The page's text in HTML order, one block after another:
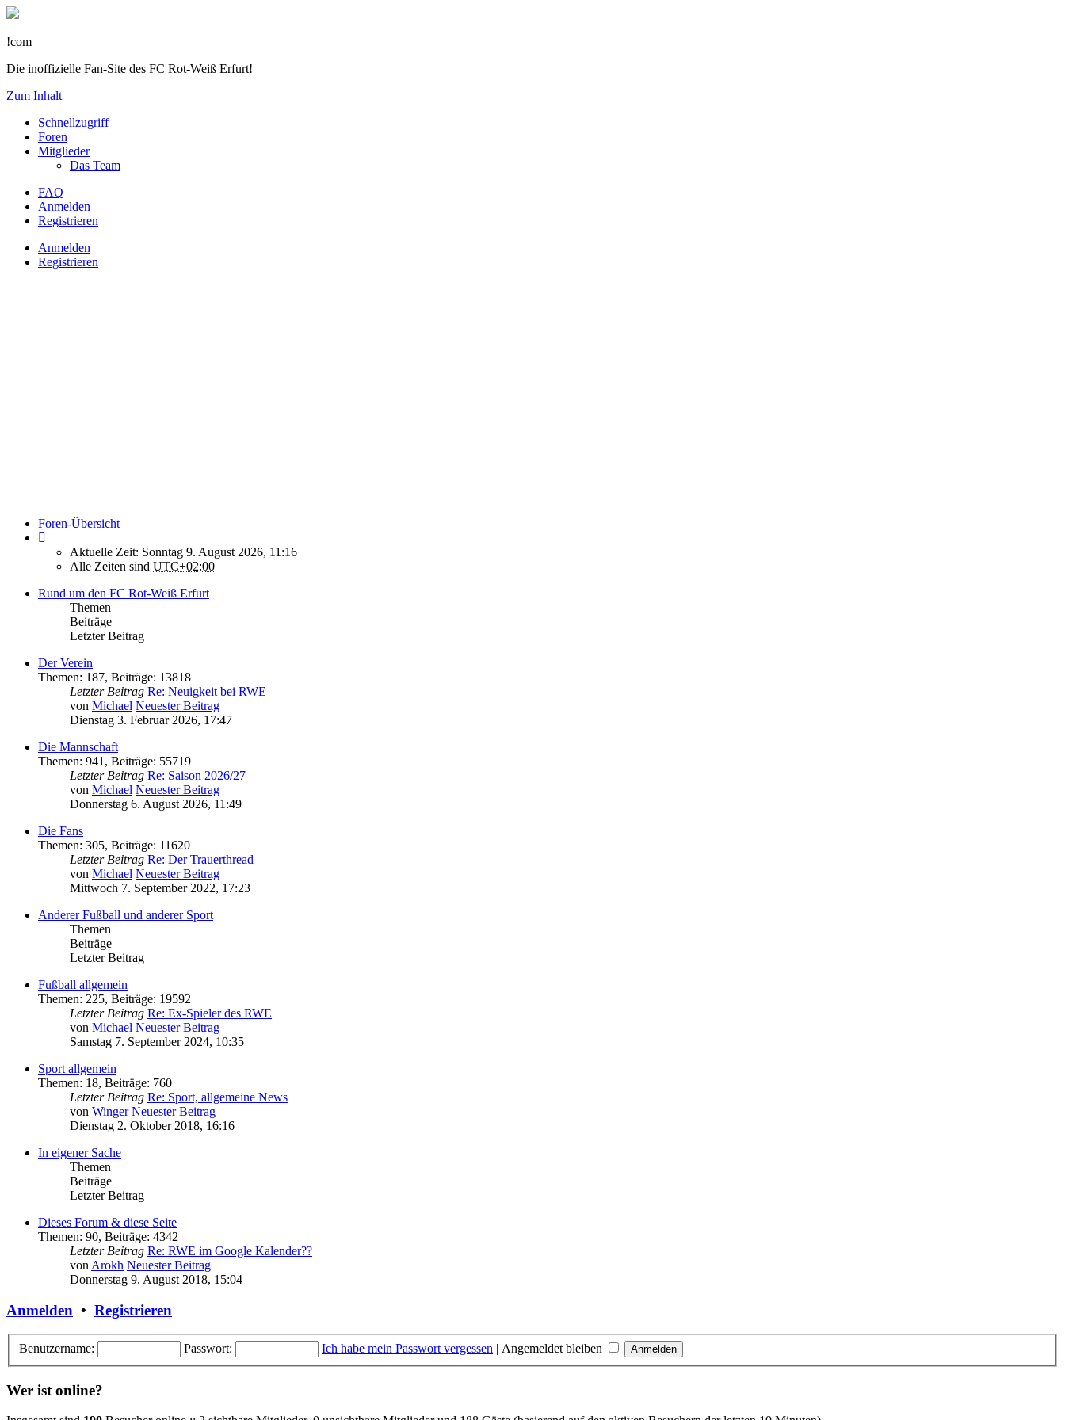
!com
Die inoffizielle Fan-Site des FC Rot-Weiß Erfurt!
Zum Inhalt
Schnellzugriff
Foren
Mitglieder
Das Team
FAQ
Anmelden
Registrieren
Anmelden
Registrieren
Foren-Übersicht
Aktuelle Zeit: Sonntag 9. August 2026, 11:16
Alle Zeiten sind UTC+02:00
Rund um den FC Rot-Weiß Erfurt
Themen
Beiträge
Letzter Beitrag
Der Verein
Themen: 187, Beiträge: 13818
Letzter Beitrag Re: Neuigkeit bei RWE
von Michael Neuester Beitrag
Dienstag 3. Februar 2026, 17:47
Die Mannschaft
Themen: 941 , Beiträge: 55719
Letzter Beitrag Re: Saison 2026/27
von Michael Neuester Beitrag
Donnerstag 6. August 2026, 11:49
Die Fans
Themen: 305, Beiträge: 11620
Letzter Beitrag Re: Der Trauerthread
von Michael Neuester Beitrag
Mittwoch 7. September 2022, 17:23
Anderer Fußball und anderer Sport
Themen
Beiträge
Letzter Beitrag
Fußball allgemein
Themen: 225, Beiträge: 19592
Letzter Beitrag Re: Ex-Spieler des RWE
von Michael Neuester Beitrag
Samstag 7. September 2024, 10:35
Sport allgemein
Themen: 18, Beiträge: 760
Letzter Beitrag Re: Sport, allgemeine News
von Winger Neuester Beitrag
Dienstag 2. Oktober 2018, 16:16
In eigener Sache
Themen
Beiträge
Letzter Beitrag
Dieses Forum & diese Seite
Themen: 90, Beiträge: 4342
Letzter Beitrag Re: RWE im Google Kalender??
von Arokh Neuester Beitrag
Donnerstag 9. August 2018, 15:04
Anmelden • Registrieren
Benutzername: Passwort: Ich habe mein Passwort vergessen | Angemeldet bleiben
Wer ist online?